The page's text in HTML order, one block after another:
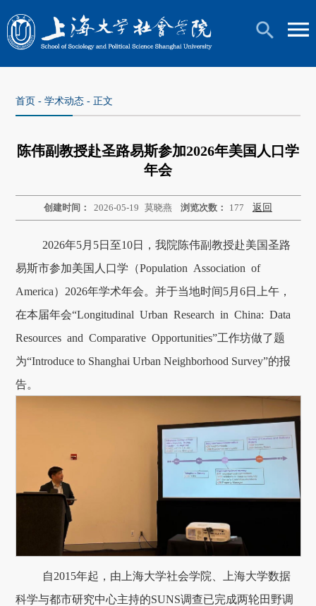
首页 -学术动态 - 正文
陈伟副教授赴圣路易斯参加2026年美国人口学
年会
创建时间： 2026-05-19 莫晓燕 浏览次数： 177 返回
2026年5月5日至10日，我院陈伟副教授赴美国圣路
易斯市参加美国人口学（Population Association of
America）2026年学术年会。并于当地时间5月6日上午，
在本届年会“Longitudinal Urban Research in China: Data
Resources and Comparative Opportunities”工作坊做了题
为“Introduce to Shanghai Urban Neighborhood Survey”的报
告。
自2015年起，由上海大学社会学院、上海大学数据
科学与都市研究中心主持的SUNS调查已完成两轮田野调